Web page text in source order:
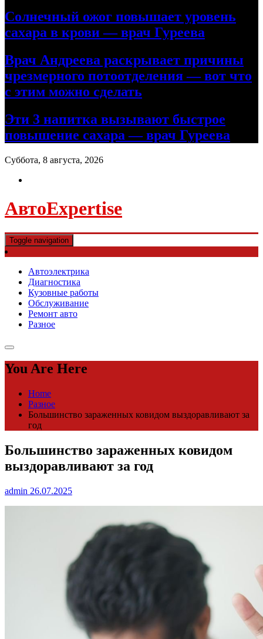
Солнечный ожог повышает уровень
сахара в крови — врач Гуреева
Врач Андреева раскрывает причины
чрезмерного потоотделения — вот что
с этим можно сделать
Эти 3 напитка вызывают быстрое
повышение сахара — врач Гуреева
Суббота, 8 августа, 2026
АвтоExpertise
Toggle navigation
Автоэлектрика
Диагностика
Кузовные работы
Обслуживание
Ремонт авто
Разное
You Are Here
Home
Разное
Большинство зараженных ковидом выздоравливают за
год
Большинство зараженных ковидом
выздоравливают за год
admin 26.07.2025